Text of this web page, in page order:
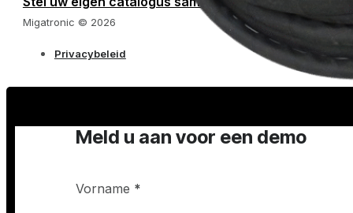
Migatronic © 2026
Privacybeleid
Meld u aan voor een demo
Vorname *